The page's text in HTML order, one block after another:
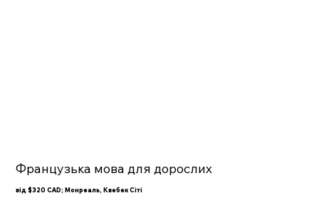
від $320 CAD; Монреаль, Квебек Сіті
Французька мова для дорослих